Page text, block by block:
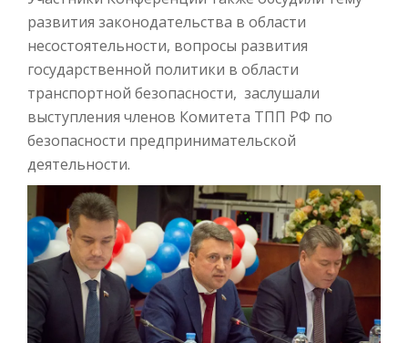
развития законодательства в области
несостоятельности, вопросы развития
государственной политики в области
транспортной безопасности, заслушали
выступления членов Комитета ТПП РФ по
безопасности предпринимательской
деятельности.